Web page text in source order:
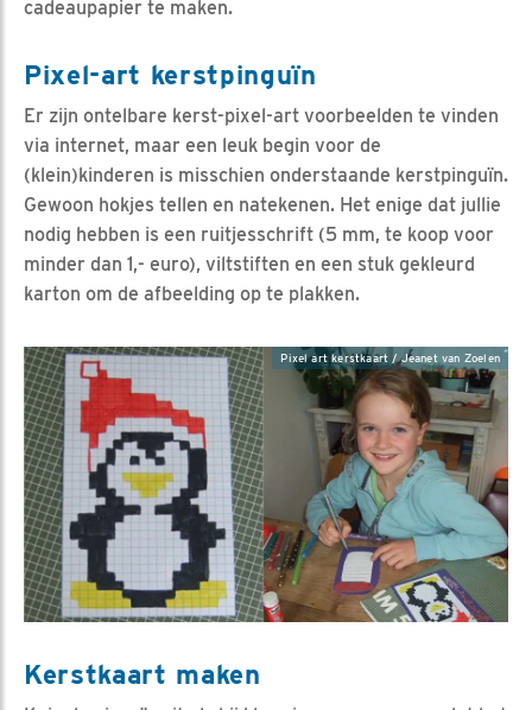
cadeaupapier te maken.
Pixel-art kerstpinguïn
Er zijn ontelbare kerst-pixel-art voorbeelden te vinden
via internet, maar een leuk begin voor de
(klein)kinderen is misschien onderstaande kerstpinguïn.
Gewoon hokjes tellen en natekenen. Het enige dat jullie
nodig hebben is een ruitjesschrift (5 mm, te koop voor
minder dan 1,- euro), viltstiften en een stuk gekleurd
karton om de afbeelding op te plakken.
Pixel art kerstkaart / Jeanet van Zoelen
Kerstkaart maken